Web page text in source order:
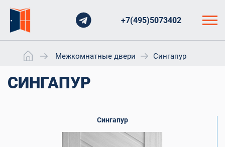
+7(495)5073402
Межкомнатные двери Сингапур
СИНГАПУР
Сингапур